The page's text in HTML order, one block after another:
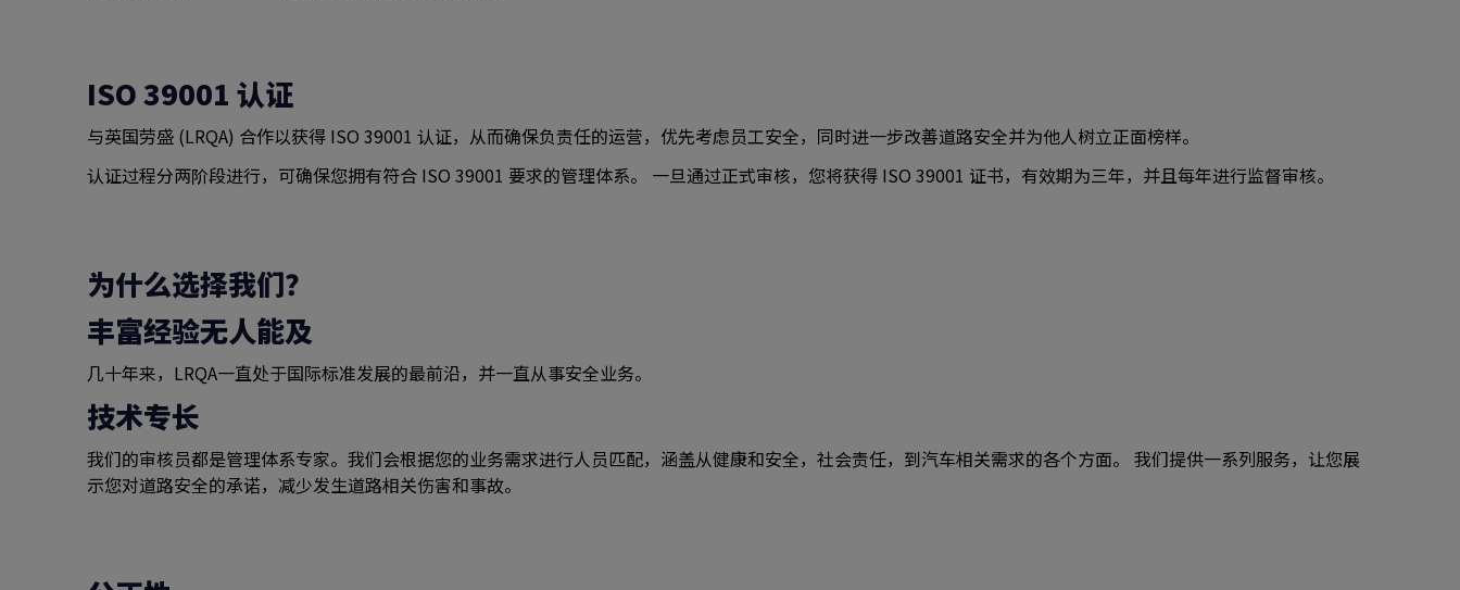
ISO 39001 认证
与英国劳盛 (LRQA) 合作以获得 ISO 39001 认证，从而确保负责任的运营，优先考虑员工安全，同时进一步改善道路安全并为他人树立正面榜样。
认证过程分两阶段进行，可确保您拥有符合 ISO 39001 要求的管理体系。 一旦通过正式审核，您将获得 ISO 39001 证书，有效期为三年，并且每年进行监督审核。
为什么选择我们？
丰富经验无人能及
几十年来，LRQA一直处于国际标准发展的最前沿，并一直从事安全业务。
技术专长
我们的审核员都是管理体系专家。我们会根据您的业务需求进行人员匹配，涵盖从健康和安全，社会责任，到汽车相关需求的各个方面。 我们提供一系列服务，让您展
示您对道路安全的承诺，减少发生道路相关伤害和事故。